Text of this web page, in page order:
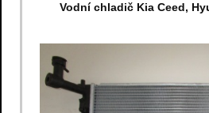
Vodní chladič Kia Ceed,